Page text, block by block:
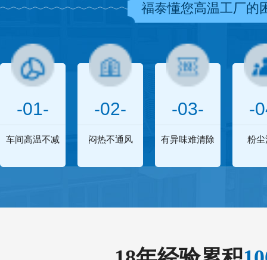
福泰懂您高温工厂的
-01-
车间高温不减
-02-
闷热不通风
-03-
有异味难清除
-
粉尘